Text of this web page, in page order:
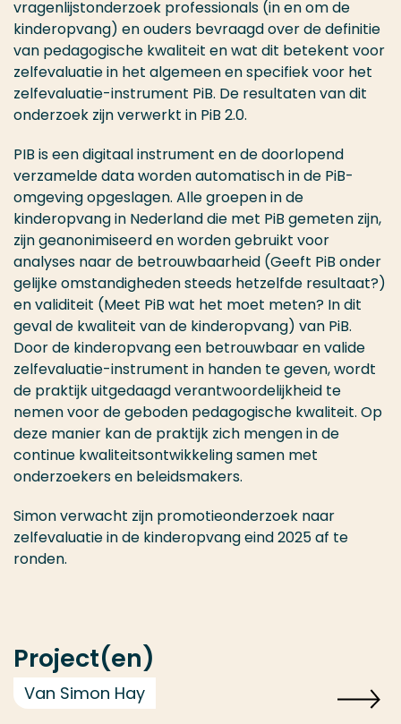
vragenlijstonderzoek professionals (in en om de
kinderopvang) en ouders bevraagd over de definitie
van pedagogische kwaliteit en wat dit betekent voor
zelfevaluatie in het algemeen en specifiek voor het
zelfevaluatie-instrument PiB. De resultaten van dit
onderzoek zijn verwerkt in PiB 2.0.
PIB is een digitaal instrument en de doorlopend
verzamelde data worden automatisch in de PiB-
omgeving opgeslagen. Alle groepen in de
kinderopvang in Nederland die met PiB gemeten zijn,
zijn geanonimiseerd en worden gebruikt voor
analyses naar de betrouwbaarheid (Geeft PiB onder
gelijke omstandigheden steeds hetzelfde resultaat?)
en validiteit (Meet PiB wat het moet meten? In dit
geval de kwaliteit van de kinderopvang) van PiB.
Door de kinderopvang een betrouwbaar en valide
zelfevaluatie-instrument in handen te geven, wordt
de praktijk uitgedaagd verantwoordelijkheid te
nemen voor de geboden pedagogische kwaliteit. Op
deze manier kan de praktijk zich mengen in de
continue kwaliteitsontwikkeling samen met
onderzoekers en beleidsmakers.
Simon verwacht zijn promotieonderzoek naar
zelfevaluatie in de kinderopvang eind 2025 af te
ronden.
Project(en)
Van Simon Hay